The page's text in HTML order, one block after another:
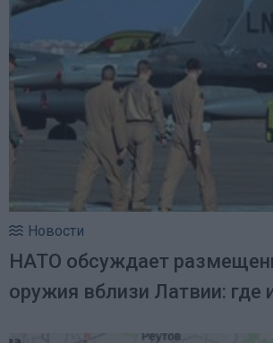
Новости
НАТО обсуждает
оружия вблизи Латвии: где